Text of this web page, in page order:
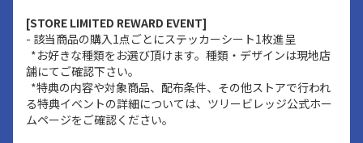
[STORE LIMITED REWARD EVENT]
- 該当商品の購入1点ごとにステッカーシート1枚進呈
*お好きな種類をお選び頂けます。種類・デザインは現地店
舗にてご確認下さい。
*特典の内容や対象商品、配布条件、その他ストアで行われ
る特典イベントの詳細については、ツリービレッジ公式ホー
ムページをご確認ください。